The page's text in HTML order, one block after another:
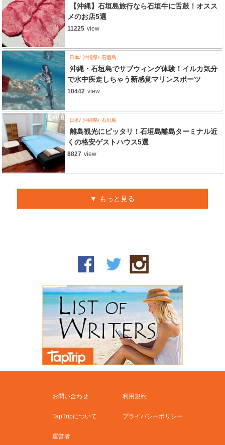
【沖縄】石垣島旅行なら石垣牛に舌鼓！オスス
メのお店5選
11225 view
日本 沖縄県 石垣島
沖縄・石垣島でサブウィング体験！イルカ気分
で水中疾走しちゃう新感覚マリンスポーツ
10442 view
日本 沖縄県 石垣島
離島観光にピッタリ！石垣島離島ターミナル近
くの格安ゲストハウス5選
8827 view
もっと見る
お問い合わせ 利用規約
TapTripについて プライバシーポリシー
運営者